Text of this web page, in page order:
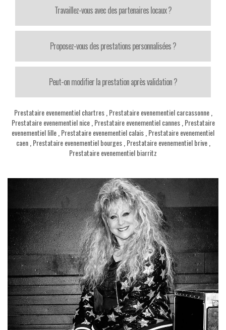
Travaillez-vous avec des partenaires locaux ?
Proposez-vous des prestations personnalisées ?
Peut-on modifier la prestation après validation ?
Prestataire evenementiel chartres, Prestataire evenementiel carcassonne,
Prestataire evenementiel nice, Prestataire evenementiel cannes, Prestataire
evenementiel lille Prestataire evenementiel calais Prestataire evenementiel
caen, Prestataire evenementiel bourges, Prestataire evenementiel brive,
Prestataire evenementiel biarritz